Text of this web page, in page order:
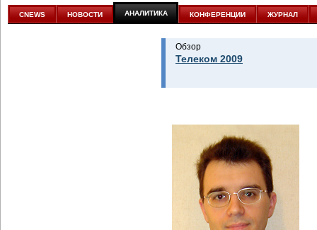
аналитике
CNEWS НОВОСТИ АНАЛИТИКА КОНФЕРЕНЦИИ ЖУРНАЛ
Обзор
Телеком 2009